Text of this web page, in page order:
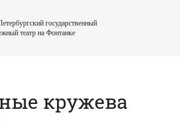
государственный
театр на Фонтанке
кружева